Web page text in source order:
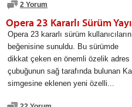
2 Yorum
Opera 23 Kararlı Sürüm
Opera 23 kararlı sürüm kullanıcıların
beğenisine sunuldu. Bu sürümde
dikkat çeken en önemli özelik adres
çubuğunun sağ tarafında bulunan
simgesine eklenen yeni özelli...